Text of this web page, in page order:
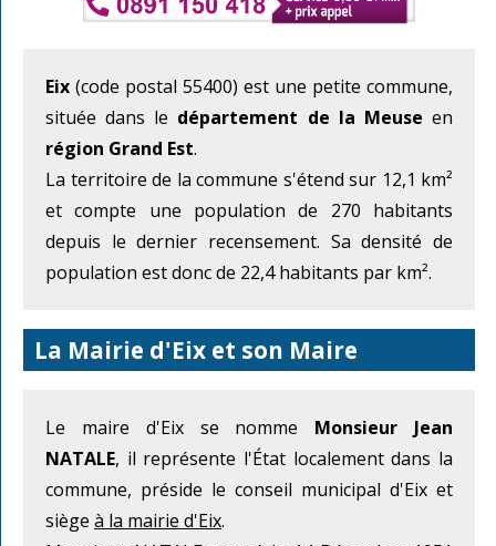
Eix (code postal 55400) est une petite commune,
située dans le département de la Meuse en
région Grand Est.
La territoire de la commune s'étend sur 12,1 km²
et compte une population de 270 habitants
depuis le dernier recensement. Sa densité de
population est donc de 22,4 habitants par km².
La Mairie d'Eix et son Maire
Le maire d'Eix se nomme Monsieur Jean
NATALE, il représente l'État localement dans la
commune, préside le conseil municipal d'Eix et
siège à la mairie d'Eix.